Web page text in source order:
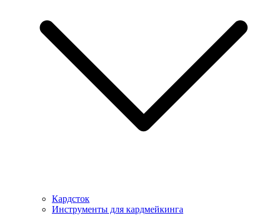
Кардсток
Инструменты для кардмейкинга